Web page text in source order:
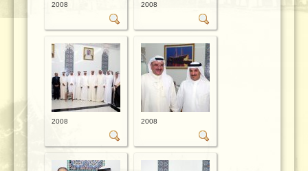
2008 2008
2008 2008